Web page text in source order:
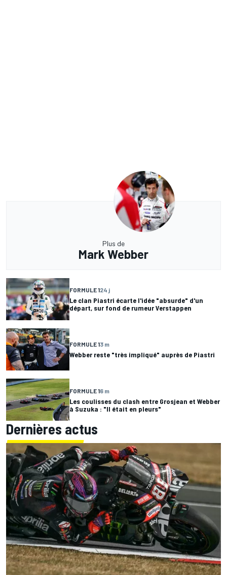
Plus de
Mark Webber
FORMULE 124 j
Le clan Piastri écarte l'idée "absurde" d'un
départ, sur fond de rumeur Verstappen
FORMULE 13 m
Webber reste "très impliqué" auprès de Piastri
FORMULE 16 m
Les coulisses du clash entre Grosjean et Webber
à Suzuka : "Il était en pleurs"
Dernières actus